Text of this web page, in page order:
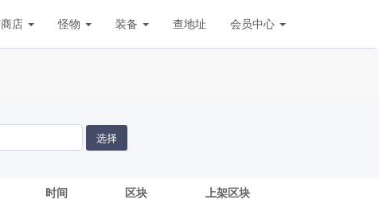
商店 怪物 装备 查地址 会员中心
选择
时间 区块 上架区块